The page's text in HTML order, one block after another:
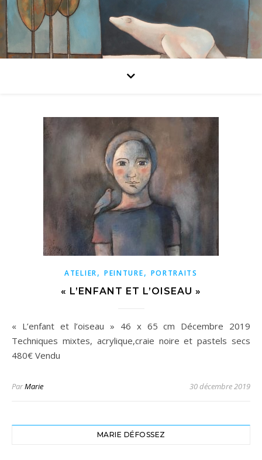
ATELIER, PEINTURE, PORTRAITS
« L’ENFANT ET L’OISEAU »
« L’enfant et l’oiseau » 46 x 65 cm Décembre 2019
Techniques mixtes, acrylique,craie noire et pastels secs
480€ Vendu
ParMarie 30 décembre 2019
MARIE DÉFOSSEZ